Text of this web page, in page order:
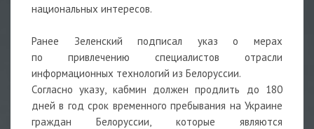
национальных интересов.
Ранее Зеленский подписал указ о мерах
по привлечению специалистов отрасли
информационных технологий из Белоруссии.
Согласно указу, кабмин должен продлить до 180
дней в год срок временного пребывания на Украине
граждан Белоруссии, которые являются